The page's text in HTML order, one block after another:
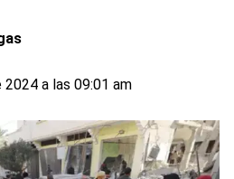
a las 09:01 am